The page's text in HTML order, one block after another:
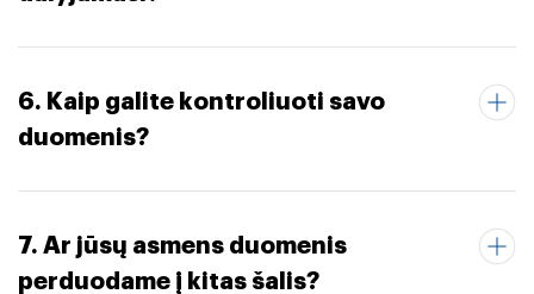
6. Kaip galite kontroliuoti savo
duomenis?
7. Ar jūsų asmens duomenis
perduodame į kitas šalis?